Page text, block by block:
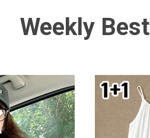
Weekly Best